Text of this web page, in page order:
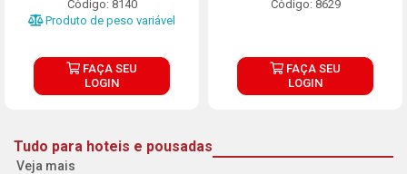
Código: 8140
Produto de peso variável
FAÇA SEU
LOGIN
Código: 8629
FAÇA SEU
LOGIN
Tudo para hoteis e pousadas
Veja mais